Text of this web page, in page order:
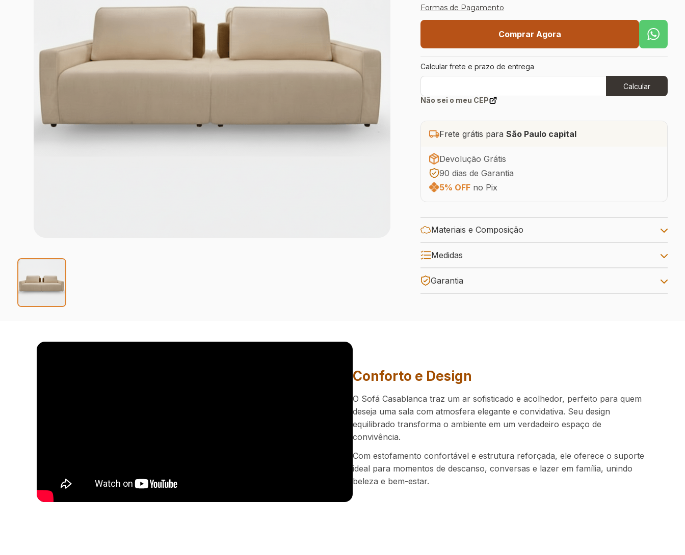
Formas de Pagamento
Comprar Agora
Calcular frete e prazo de entrega
Calcular
Não sei o meu CEP
Frete grátis para São Paulo capital
Devolução Grátis
90 dias de Garantia
5% OFF no Pix
Materiais e Composição
Medidas
Garantia
Conforto e Design
O Sofá Casablanca traz um ar sofisticado e acolhedor, perfeito para quem
deseja uma sala com atmosfera elegante e convidativa. Seu design
equilibrado transforma o ambiente em um verdadeiro espaço de
convivência.
Com estofamento confortável e estrutura reforçada, ele oferece o suporte
ideal para momentos de descanso, conversas e lazer em família, unindo
beleza e bem-estar.